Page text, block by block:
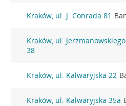
Kraków, ul. J. Conrada 81
Kraków, ul. Jerzmanowskiego
38
Kraków, ul. Kalwaryjska 22
Kraków, ul. Kalwaryjska 35a